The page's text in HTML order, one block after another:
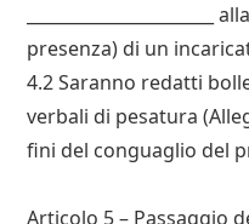
presenza) di un
4.2 Saranno redatti
verbali di pesatura
fini del conguaglio del
Articolo 5 – Passaggio